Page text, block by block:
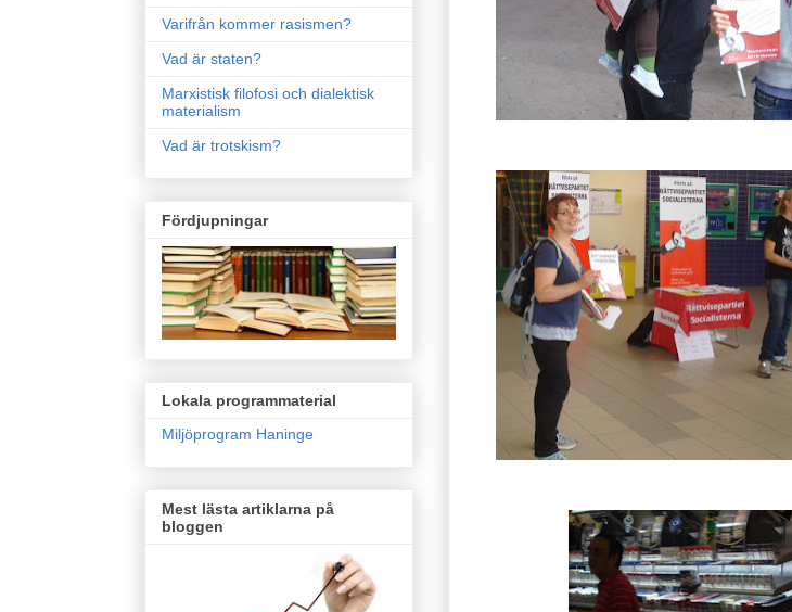
Varifrån kommer rasismen?
Vad är staten?
Marxistisk filofosi och dialektisk
materialism
Vad är trotskism?
Fördjupningar
Lokala programmaterial
Miljöprogram Haninge
Mest lästa artiklarna på
bloggen